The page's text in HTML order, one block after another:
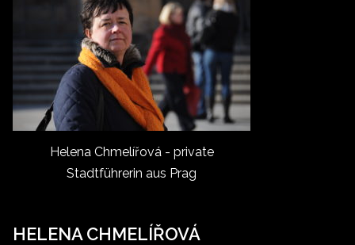
Helena Chmelířová - private
Stadtführerin aus Prag
HELENA CHMELÍŘOVÁ